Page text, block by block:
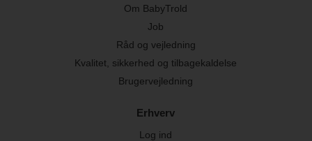
Om BabyTrold
Job
Råd og vejledning
Kvalitet, sikkerhed og tilbagekaldelse
Brugervejledning
Erhverv
Log ind